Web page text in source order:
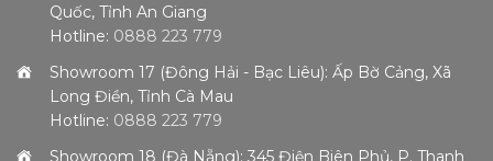
Quốc, Tỉnh An Giang
Hotline: 0888 223 779
Showroom 17 (Đông Hải - Bạc Liêu): Ấp Bờ Cảng, Xã
Long Điền, Tỉnh Cà Mau
Hotline: 0888 223 779
Showroom 18 (Đà Nẵng): 345 Điện Biên Phủ, P. Thanh